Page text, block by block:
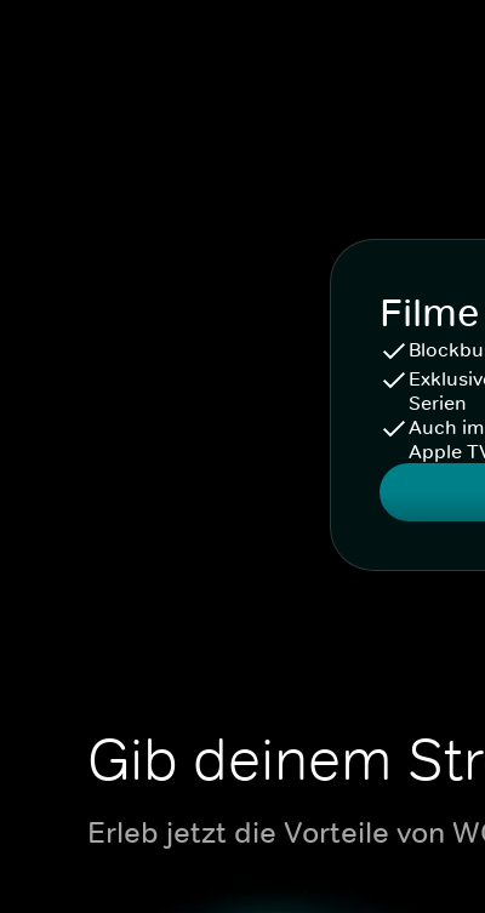
Serien
Auch
Apple
Gib deinem
Erleb jetzt die Vorteile von